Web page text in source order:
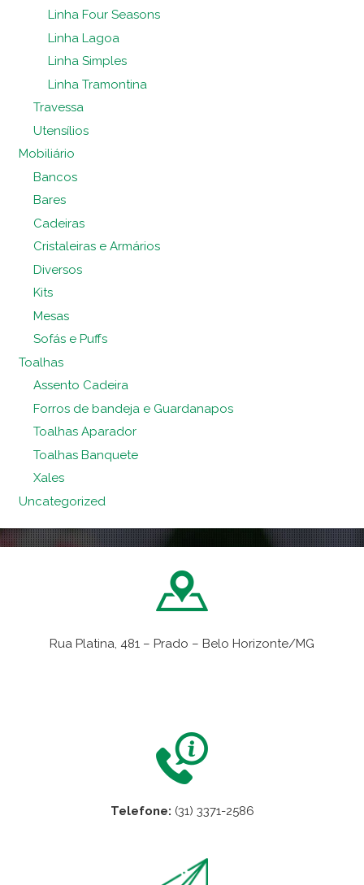
Linha Four Seasons
Linha Lagoa
Linha Simples
Linha Tramontina
Travessa
Utensílios
Mobiliário
Bancos
Bares
Cadeiras
Cristaleiras e Armários
Diversos
Kits
Mesas
Sofás e Puffs
Toalhas
Assento Cadeira
Forros de bandeja e Guardanapos
Toalhas Aparador
Toalhas Banquete
Xales
Uncategorized
Rua Platina, 481 – Prado – Belo Horizonte/MG
Telefone: (31) 3371-2586